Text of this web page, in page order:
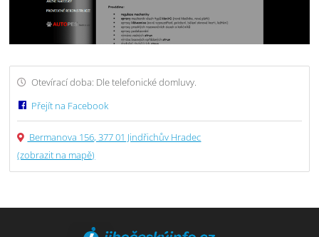
Otevírací doba: Dle telefonické domluvy.
Přejít na Facebook
Bermanova 156, 377 01 Jindřichův Hradec
(zobrazit na mapě)